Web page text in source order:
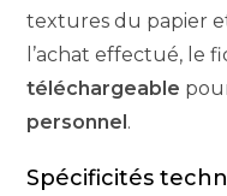
textures du papier
l’achat effectué, le
téléchargeable
personnel.
Spécificités